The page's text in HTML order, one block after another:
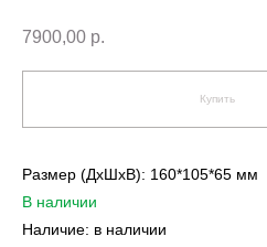
7900,00 р.
Купить
Размер (ДxШxВ): 160*105*65 мм
В наличии
Наличие: в наличии